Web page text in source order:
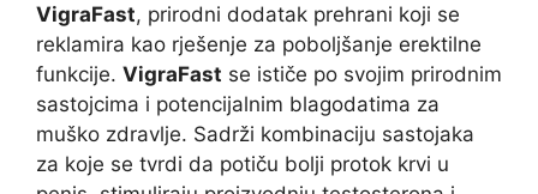
VigraFast, prirodni dodatak prehrani koji se
reklamira kao rješenje za poboljšanje erektilne
funkcije. VigraFast se ističe po svojim prirodnim
sastojcima i potencijalnim blagodatima za
muško zdravlje. Sadrži kombinaciju sastojaka
za koje se tvrdi da potiču bolji protok krvi u